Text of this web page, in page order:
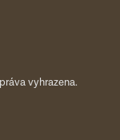
vyhrazena.